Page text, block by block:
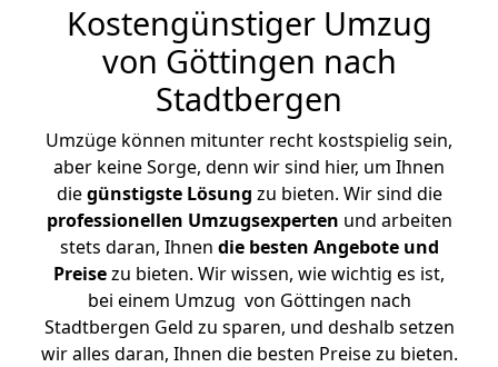
Kostengünstiger Umzug
von Göttingen nach
Stadtbergen
Umzüge können mitunter recht kostspielig sein,
aber keine Sorge, denn wir sind hier, um Ihnen
diegünstigste Lösung zu bieten. Wir sind die
professionellen Umzugsexperten und arbeiten
stets daran, Ihnen die besten Angebote und
Preisezu bieten. Wir wissen, wie wichtig es ist,
bei einem Umzug von Göttingen nach
Stadtbergen Geld zu sparen, und deshalb setzen
wir alles daran, Ihnen die besten Preise zu bieten.